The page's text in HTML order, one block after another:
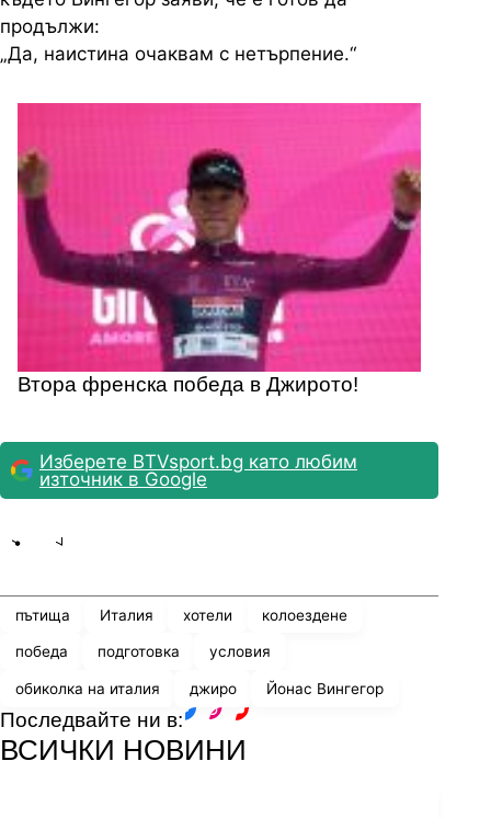
продължи:
„Да, наистина очаквам с нетърпение.“
Втора френска победа в Джирото!
Изберете BTVsport.bg като любим
източник в Google
пътища Италия хотели колоездене
победа подготовка условия
обиколка на италия джиро Йонас Вингегор
Последвайте ни в:
ВСИЧКИ НОВИНИ